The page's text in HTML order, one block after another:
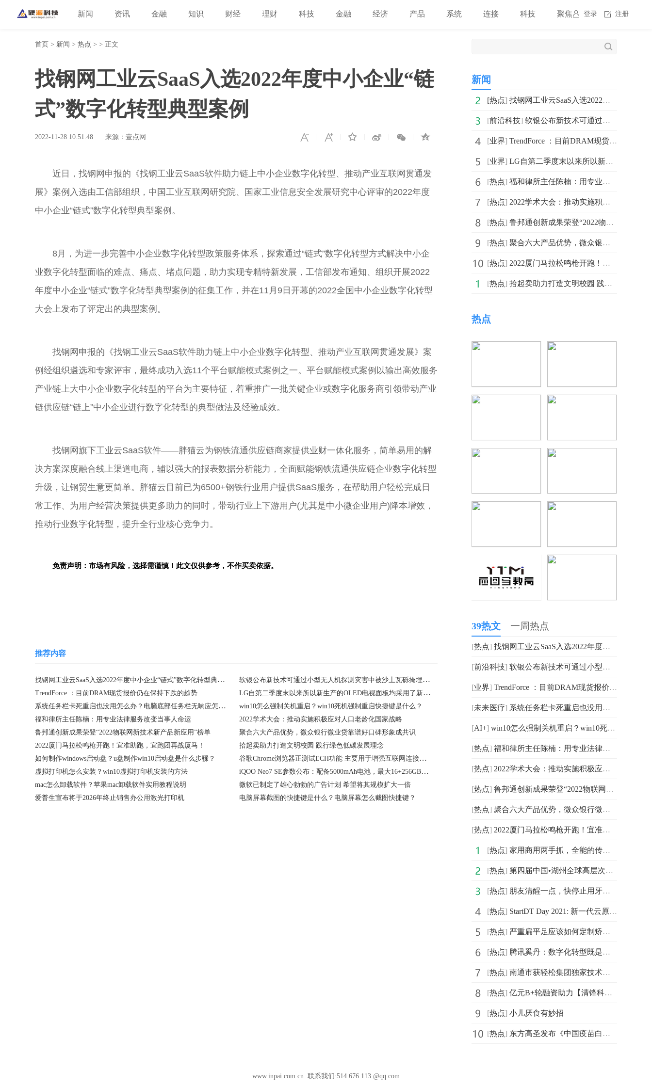
登录 注册
新闻 资讯 金融 知识 财经 理财 科技 金融 经济 产品 系统 连接 科技 聚焦
首页 > 新闻 > 热点 > > 正文
找钢网工业云SaaS入选2022年度中小企业“链
式”数字化转型典型案例
2022-11-28 10:51:48 来源：壹点网
近 日，找钢网申报的《找钢工业云SaaS软件助力链上中小企业数字化转型、推动产业互联网贯通发
展》案例入选由工信部组织， 中国工业互联网研究院、 国家工业信息安全发展研究中心评审的2022年度
中小企业“链式”数字化转型典型案例。
8月，为进一步完善中小企业数字化转型政策服务体系，探索通过“链式”数字化转型方式解决中小企
业数字化转型面临的难点、痛点、堵点问题，助力实现专精特新发展，工信部发布通知、组织开展2022
年度中小企业“链式”数字化转型典型案例的征集工作，并在11月9日开幕的2022全国中小企业数字化转型
大会上发布了评定出的典型案例。
找钢网申报的《找钢工业云SaaS软件助力链上中小企业数字化转型、推动产业互联网贯通发展》案
例经组织遴选和专家评审，最终成功入选11个平台赋能模式案例之一。 平台赋能模式案例以输出高效服务
产业链上大中小企业数字化转型的平台为主要特征，着重推广一批关键企业或数字化服务商引领带动产业
链供应链“链上”中小企业进行数字化转型的典型做法及经验成效。
找钢网旗下工业云SaaS软件——胖猫云为钢铁流通供应链商家提供业财一体化服务，简单易用的解
决方案深度融合线上渠道电商，辅以强大的报表数据分析能力，全面赋能钢铁流通供应链企业数字化转型
升级，让钢贸生意更简单。胖猫云目前已为6500+钢铁行业用户提供SaaS服务，在帮助用户轻松完成日
常工作、为用户经营决策提供更多助力的同时，带动行业上下游用户(尤其是中小微企业用户)降本增效，
推动行业数字化转型，提升全行业核心竞争力。
免责声明：市场有风险，选择需谨慎！此文仅供参考，不作买卖依据。
推荐内容
找钢网工业云SaaS入选2022年度中小企业“链式”数字化转型典型案例 软银公布新技术可通过小型无人机探测灾害中被沙土瓦砾掩埋者的智能手机信号并锁定位置
TrendForce ：目前DRAM现货报价仍在保持下跌的趋势
LG自第二季度末以来所以新生产的OLED电视面板均采用了新的OLED.EX技术
系统任务栏卡死重启也没用怎么办？电脑底部任务栏无响应怎么办？
win10怎么强制关机重启？win10死机强制重启快捷键是什么？
福和律所主任陈楠：用专业法律服务改变当事人命运
2022学术大会：推动实施积极应对人口老龄化国家战略
鲁邦通创新成果荣登“2022物联网新技术新产品新应用”榜单
聚合六大产品优势，微众银行微业贷靠谱好口碑形象成共识
2022厦门马拉松鸣枪开跑！宜准助跑，宜跑团再战厦马！
拾起卖助力打造文明校园 践行绿色低碳发展理念
如何制作windows启动盘？u盘制作win10启动盘是什么步骤？
谷歌Chrome浏览器正测试ECH功能 主要用于增强互联网连接的隐私保护
虚拟打印机怎么安装？win10虚拟打印机安装的方法 iQOO Neo7 SE参数公布：配备5000mAh电池，最大16+256GB存储
mac怎么卸载软件？苹果mac卸载软件实用教程说明
微软已制定了雄心勃勃的广告计划 希望将其规模扩大一倍
爱普生宣布将于2026年终止销售办公用激光打印机
电脑屏幕截图的快捷键是什么？电脑屏幕怎么截图快捷键？
新闻
[热点] 找钢网工业云SaaS入选2022年度中小企业“链式”数字化转
[前沿科技] 软银公布新技术可通过小型无人机探测灾害中被沙土瓦砾掩
[业界] TrendForce ：目前DRAM现货报价仍在保持下跌的趋势
[业界] LG自第二季度末以来所以新生产的OLED电视面板均采用了新
[热点] 福和律所主任陈楠：用专业法律服务改变当事人命运
[热点] 2022学术大会：推动实施积极应对人口老龄化国家战略
[热点] 鲁邦通创新成果荣登“2022物联网新技术新产品新应用”榜单
[热点] 聚合六大产品优势，微众银行微业贷靠谱好口碑形象成共识
[热点] 2022厦门马拉松鸣枪开跑！宜准助跑，宜跑团再战厦马！
[热点] 拾起卖助力打造文明校园 践行绿色低碳发展理念
热点
39热文 一周热点
[热点] 找钢网工业云SaaS入选2022年度中小企业“链式”数字化转
[前沿科技] 软银公布新技术可通过小型无人机探测灾害中被沙土瓦砾掩
[业界] TrendForce ：目前DRAM现货报价仍在保持下跌的趋势
[未来医疗] 系统任务栏卡死重启也没用怎么办？电脑底部任务栏无响应
[AI+] win10怎么强制关机重启？win10死机强制重启快捷键是什么？
[热点] 福和律所主任陈楠：用专业法律服务改变当事人命运
[热点] 2022学术大会：推动实施积极应对人口老龄化国家战略
[热点] 鲁邦通创新成果荣登“2022物联网新技术新产品新应用”榜单
[热点] 聚合六大产品优势，微众银行微业贷靠谱好口碑形象成共识
[热点] 2022厦门马拉松鸣枪开跑！宜准助跑，宜跑团再战厦马！
[热点] 家用商用两手抓，全能的传祺M6 PRO实在太香
[热点] 第四届中国•湖州全球高层次人才创新创业大赛北京城市赛
[热点] 朋友清醒一点，快停止用牙开瓶盖的迷惑行为
[热点] StartDT Day 2021: 新一代云原生数据中台仰世而来
[热点] 严重扁平足应该如何定制矫正鞋
[热点] 腾讯奚丹：数字化转型既是持久战更是攻坚战
[热点] 南通市获轻松集团独家技术支持，年度民心工程医保南通保
[热点] 亿元B+轮融资助力【清锋科技】拓展齿科、医疗、消费等市场
[热点] 小儿厌食有妙招
[热点] 东方高圣发布《中国疫苗白皮书》， “疫苗投行”苏州启航
www.inpai.com.cn 联系我们:514 676 113 @qq.com